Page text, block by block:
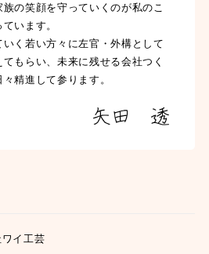
の笑顔を守っていくのが私のこ
います。
いく若い方々に左官・外構として
もらい、未来に残せる会社つく
精進して参ります。
イ工芸